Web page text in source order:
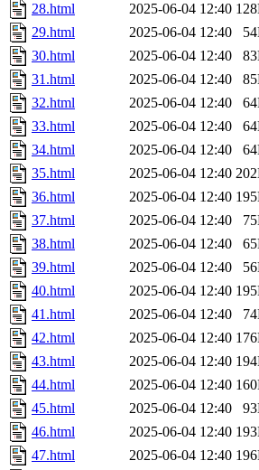
28.html
2025-06-04 12:40
29.html
2025-06-04 12:40
30.html
2025-06-04 12:40
31.html
2025-06-04 12:40
32.html
2025-06-04 12:40
33.html
2025-06-04 12:40
34.html
2025-06-04 12:40
35.html
2025-06-04 12:40
36.html
2025-06-04 12:40
37.html
2025-06-04 12:40
38.html
2025-06-04 12:40
39.html
2025-06-04 12:40
40.html
2025-06-04 12:40
41.html
2025-06-04 12:40
42.html
2025-06-04 12:40
43.html
2025-06-04 12:40
44.html
2025-06-04 12:40
45.html
2025-06-04 12:40
46.html
2025-06-04 12:40
47.html
2025-06-04 12:40